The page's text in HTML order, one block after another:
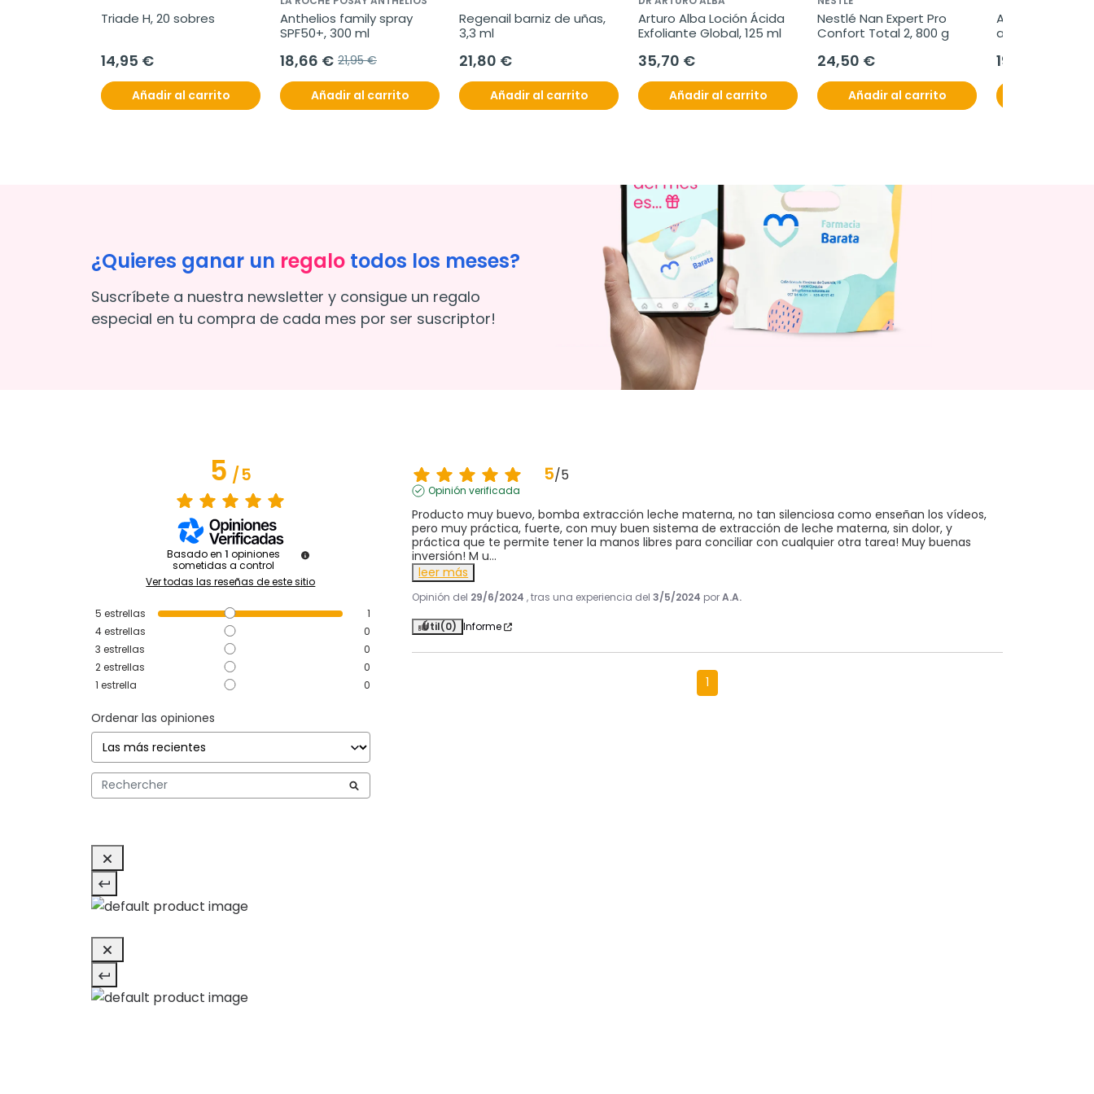
Triade H, 20 sobres
14,95 €
Añadir al carrito
Anthelios family spray
SPF50+, 300 ml
18,66 € 21,95 €
Añadir al carrito
Regenail barniz de uñas,
3,3 ml
21,80 €
Añadir al carrito
Arturo Alba Loción Ácida
Exfoliante Global, 125 ml
35,70 €
Añadir al carrito
Nestlé Nan Expert Pro
Confort Total 2, 800 g
24,50 €
Añadir al carrito
Acumax
alimenticio, 30
19,95 €
¿Quieres ganar un regalo todos los meses?
Suscríbete a nuestra newsletter y consigue un regalo
especial en tu compra de cada mes por ser suscriptor!
5/5
Basado en 1 opiniones
sometidas a control
Ver todas las reseñas de este sitio
5 estrellas
1
4estrellas
0
3 estrellas
0
2estrellas
0
1 estrella 0
Ordenar las opiniones
5/5
Opinión verificada
Producto muy buevo, bomba extracción leche materna, no tan silenciosa como enseñan los vídeos,
pero muy práctica, fuerte, con muy buen sistema de extracción de leche materna, sin dolor, y
práctica que te permite tener la manos libres para conciliar con cualquier otra tarea! Muy buenas
inversión! M u...
leer más
Opinión del 29/6/2024 , tras una experiencia del3/5/2024 porA.A.
Útil(0) Informe
1